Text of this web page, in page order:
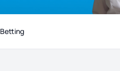
Betting